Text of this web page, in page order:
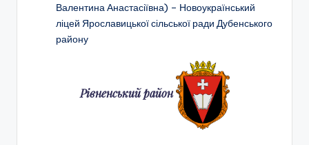
Валентина Анастасіївна) – Новоукраїнський
ліцей Ярославицької сільської ради Дубенського
району
Рівненський район